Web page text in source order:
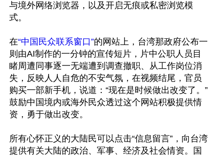
与境外网络浏览器，以及开启无痕或私密浏览模
式。
在“中国民众联系窗口”的网站上，台湾那政府公布一
则由AI制作的一分钟的宣传短片，片中公职人员目
睹周遭同事逐一无端遭到调查撤职、从工作岗位消
失，反映人人自危的不安气氛，在视频结尾，官员
购买一部新手机，说道：“现在是时候做出改变了。”
鼓励中国境内或海外民众透过这个网站积极提供情
资，勇于做出改变。
所有心怀正义的大陆民可以点击“信息留言”，向台湾
提供有关大陆的政治、军事、经济及社会情资。国